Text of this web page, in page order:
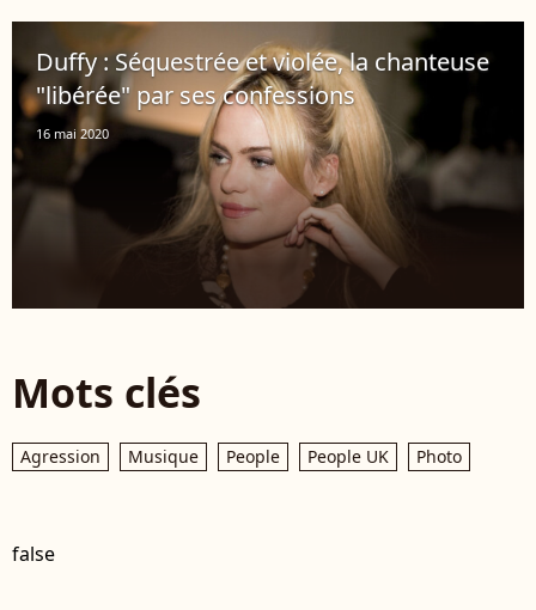
Duffy : Séquestrée et violée, la chanteuse
"libérée" par ses confessions
16 mai 2020
Mots clés
Agression Musique People People UK Photo
false